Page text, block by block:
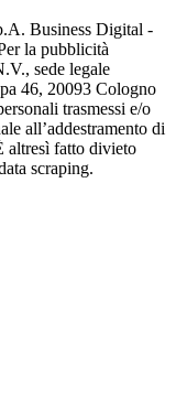
Business Digital -
la pubblicità
sede legale
46, 20093 Cologno
trasmessi e/o
all’addestramento di
altresì fatto divieto
scraping.